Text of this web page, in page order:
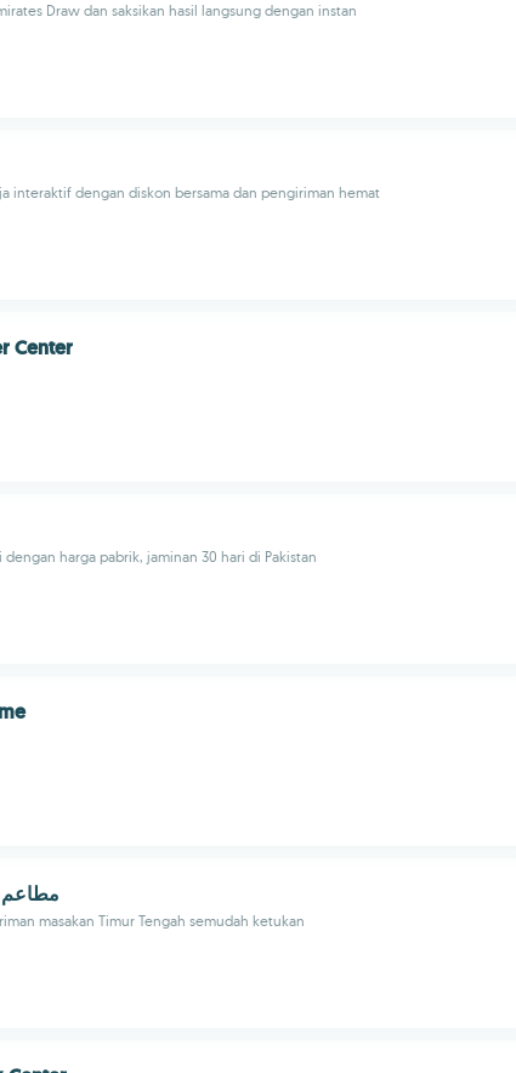
Draw dan saksikan hasil langsung dengan instan
interaktif dengan diskon bersama dan pengiriman hemat
Center
dengan harga pabrik, jaminan 30 hari di Pakistan
مطاعم
masakan Timur Tengah semudah ketukan